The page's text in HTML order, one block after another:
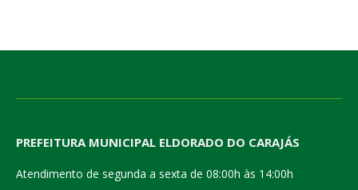
PREFEITURA MUNICIPAL ELDORADO DO CARAJÁS
Atendimento de segunda a sexta de 08:00h às 14:00h